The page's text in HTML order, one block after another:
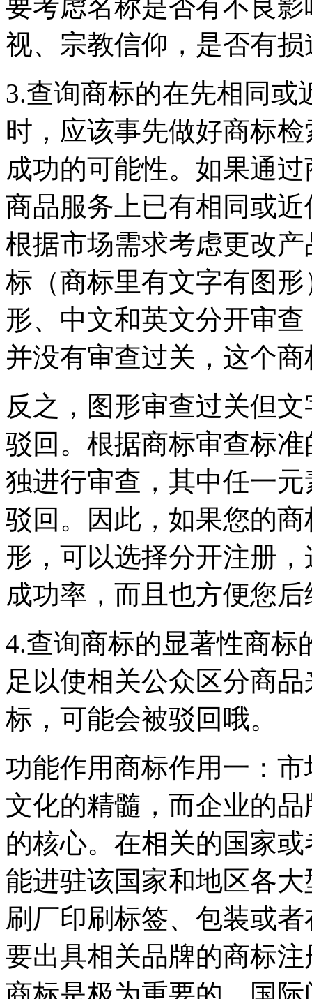
要考虑名称是否有不良
视、宗教信仰，是否有
3.查询商标的在先相同
时，应该事先做好商标
成功的可能性。如果通
商品服务上已有相同或
根据市场需求考虑更改
标（商标里有文字有图
形、中文和英文分开审
并没有审查过关，这个
反之，图形审查过关但
驳回。根据商标审查标
独进行审查，其中任一
驳回。因此，如果您的
形，可以选择分开注册
成功率，而且也方便您
4.查询商标的显著性商标
足以使相关公众区分商
标，可能会被驳回哦。
功能作用商标作用一：
文化的精髓，而企业的
的核心。在相关的国家
能进驻该国家和地区各
刷厂印刷标签、包装或
要出具相关品牌的商标